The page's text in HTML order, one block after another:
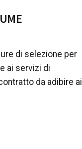
di selezione per
ai servizi di
da adibire ai